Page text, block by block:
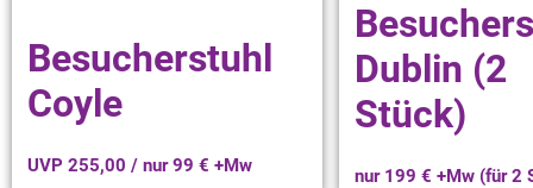
Besucherstuhl
Coyle
UVP 255,00 / nur 99 € +Mw
Dublin (2
Stück)
nur 199 € +Mw (für 2